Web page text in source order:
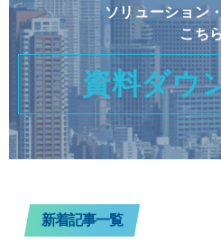
ソリューション
こち
資料ダウ
新着記事一覧